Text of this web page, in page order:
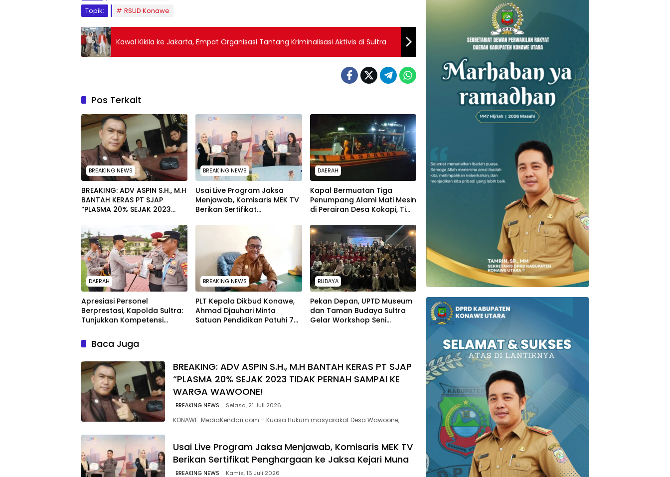
Topik:
RSUD Konawe
Kawal Kikila ke Jakarta, Empat Organisasi Tantang Kriminalisasi Aktivis di Sultra
Pos Terkait
BREAKING NEWS
BREAKING: ADV ASPIN S.H., M.H
BANTAH KERAS PT SJAP
“PLASMA 20% SEJAK 2023
WARGA WAWOONE!
BREAKING NEWS
Usai Live Program Jaksa
Menjawab, Komisaris MEK TV
Berikan Sertifikat
Muna
DAERAH
Kapal Bermuatan Tiga
Penumpang Alami Mati Mesin
di Perairan Desa Kokapi, Tim
DAERAH
Apresiasi Personel
Berprestasi, Kapolda Sultra:
Tunjukkan Kompetensi
BREAKING NEWS
PLT Kepala Dikbud Konawe,
Ahmad Djauhari Minta
Satuan Pendidikan Patuhi 7
BUDAYA
Pekan Depan, UPTD Museum
dan Taman Budaya Sultra
Gelar Workshop Seni
Baca Juga
BREAKING: ADV ASPIN S.H., M.H BANTAH KERAS PT SJAP
“PLASMA 20% SEJAK 2023 TIDAK PERNAH SAMPAI KE
WARGA WAWOONE!
BREAKING NEWS Selasa, 21 Juli 2026
KONAWE. MediaKendari.com – Kuasa Hukum masyarakat Desa Wawoone,…
Usai Live Program Jaksa Menjawab, Komisaris MEK TV
Berikan Sertifikat Penghargaan ke Jaksa Kejari Muna
BREAKING NEWS Kamis, 16 Juli 2026